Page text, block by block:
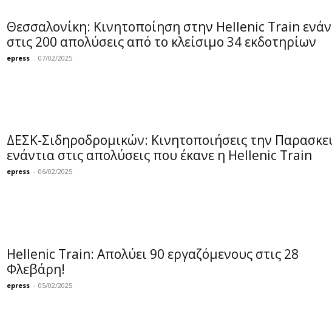
Θεσσαλονίκη: Κινητοποίηση στην Hellenic Train
στις 200 απολύσεις από το κλείσιμο 34 εκδοτηρίων
epress - 07/02/2025
ΔΕΣΚ-Σιδηροδρομικών: Κινητοποιήσεις την
ενάντια στις απολύσεις που έκανε η Hellenic Train
epress - 06/02/2025
Hellenic Train: Απολύει 90 εργαζόμενους στις 28
Φλεβάρη!
epress - 05/02/2025